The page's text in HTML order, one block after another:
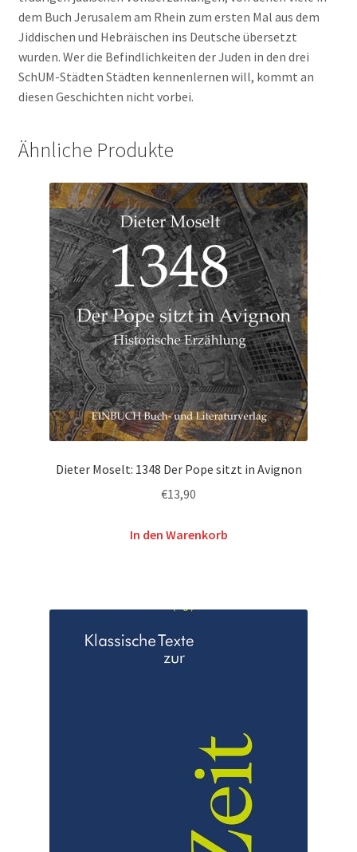
dem Buch Jerusalem am Rhein zum ersten Mal aus dem
Jiddischen und Hebräischen ins Deutsche übersetzt
wurden. Wer die Befindlichkeiten der Juden in den drei
SchUM-Städten Städten kennenlernen will, kommt an
diesen Geschichten nicht vorbei.
Ähnliche Produkte
Dieter Moselt: 1348 Der Pope sitzt in Avignon
€13,90
In den Warenkorb